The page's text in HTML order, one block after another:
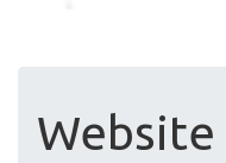
Website